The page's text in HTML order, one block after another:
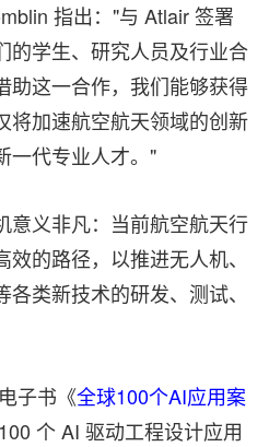
指出："与 Atlair 签署
的学生、研究人员及行业合
助这一合作，我们能够获得
将加速航空航天领域的创新
一代专业人才。"
意义非凡：当前航空航天行
的路径，以推进无人机、
类新技术的研发、测试、
子书《全球100个AI应用案
个 AI 驱动工程设计应用